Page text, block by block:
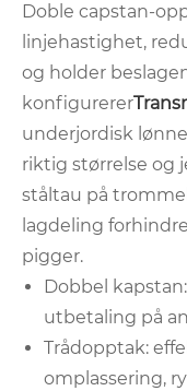
Doble capstan-
linjehastighet,
og holder
konfigurerer
underjordisk
riktig størrelse og
ståltau på
lagdeling
pigger.
Dobbel
utbetaling på
Trådopptak:
omplassering,